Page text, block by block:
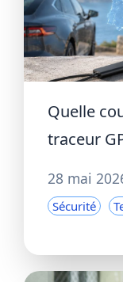
Quelle
traceur
28 mai
Sécurité